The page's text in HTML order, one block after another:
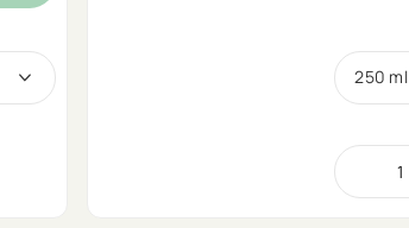
250 ml